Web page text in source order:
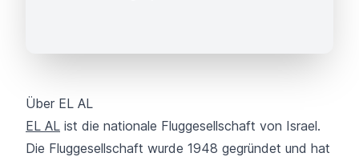
Über EL AL
EL AL ist die nationale Fluggesellschaft von Israel.
Die Fluggesellschaft wurde 1948 gegründet und hat